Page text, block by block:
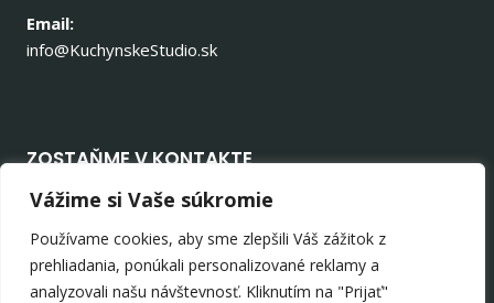
Vážime si Vaše súkromie
Používame cookies, aby sme zlepšili Váš zážitok z
prehliadania, ponúkali personalizované reklamy a
analyzovali našu návštevnosť. Kliknutím na "Prijať"
Email:
info@KuchynskeStudio.sk
ZOSTAŇME V KONTAKTE